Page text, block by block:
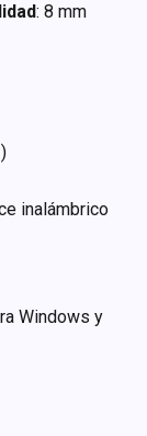
: 8 mm
inalámbrico
Windows y